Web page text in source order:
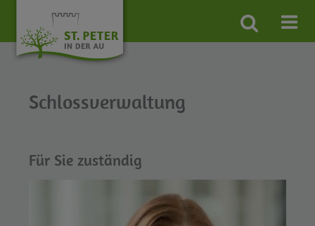
Site
search
Schlossverwaltung
Für Sie zuständig